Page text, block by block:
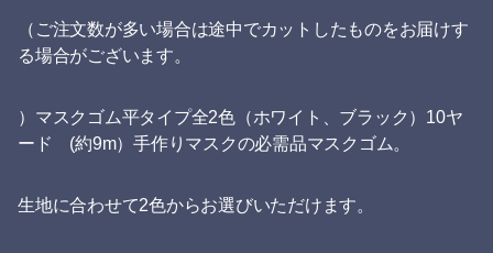
（ご注文数が多い場合は途中でカットしたものをお届けす
る場合がございます。
）マスクゴム平タイプ全2色（ホワイト、ブラック）10ヤ
ード (約9m）手作りマスクの必需品マスクゴム。
生地に合わせて2色からお選びいただけます。